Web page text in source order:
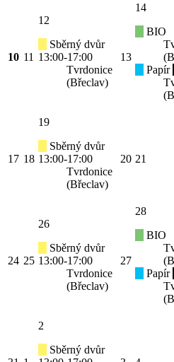
10 11
12
Sběrný dvůr
13:00-17:00
Tvrdonice
(Břeclav)
13
14
BIO
Papír
17 18
19
Sběrný dvůr
13:00-17:00
Tvrdonice
(Břeclav)
20 21
24 25
26
Sběrný dvůr
13:00-17:00
Tvrdonice
(Břeclav)
27
28
BIO
Papír
2
Sběrný dvůr